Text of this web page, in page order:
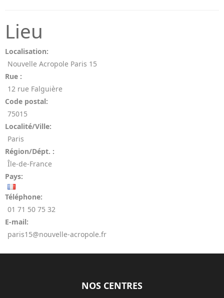
Lieu
Localisation:
Nouvelle Acropole Paris 15
Rue :
12 rue Falguière
Code postal:
75015
Localité/Ville:
Paris
Région/Dépt. :
Île-de-France
Pays:
Téléphone:
01 71 50 75 32
E-mail:
paris15@nouvelle-acropole.fr
NOS CENTRES